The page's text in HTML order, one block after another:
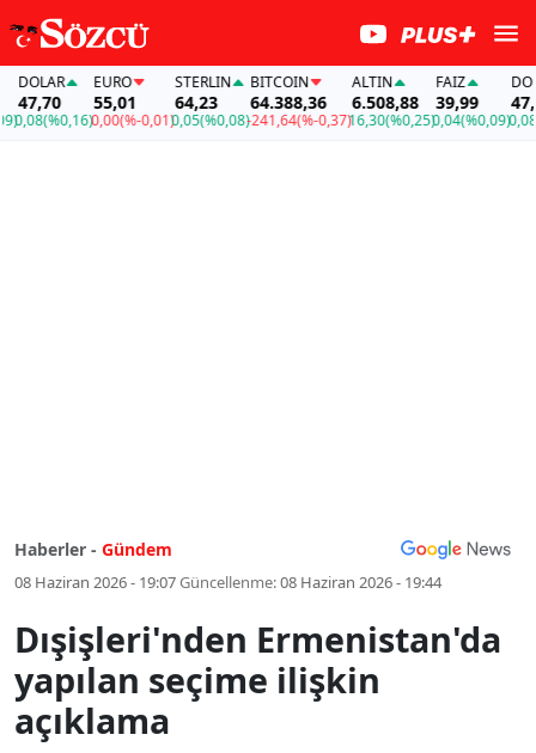
DOLAR
47,70
0,08(%0,16)
EURO
55,01
0,00(%-0,01)
STERLIN
64,23
0,05(%0,08)
BITCOIN
64.388,36
-241,64(%-0,37)
ALTIN
6.508,88
16,30(%0,25)
FAİZ
39,99
0,04(%0,09)0,08
Haberler - Gündem
08 Haziran 2026 - 19:07Güncellenme:08 Haziran 2026 - 19:44
Dışişleri'nden Ermenistan'da
yapılan seçime ilişkin
açıklama